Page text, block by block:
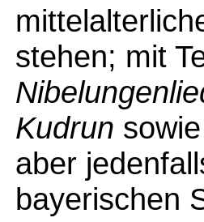
stehen; mit
Kudrun
aber
bayerischen